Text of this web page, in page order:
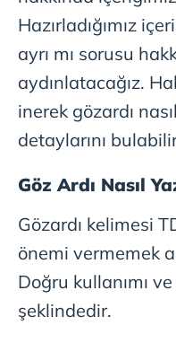
Hazırladığımız
ayrı mı sorusu
aydınlatacağız.
inerek gözardı
detaylarını
Göz Ardı Nasıl
Gözardı kelimesi
önemi vermemek
Doğru kullanımı ve
şeklindedir.